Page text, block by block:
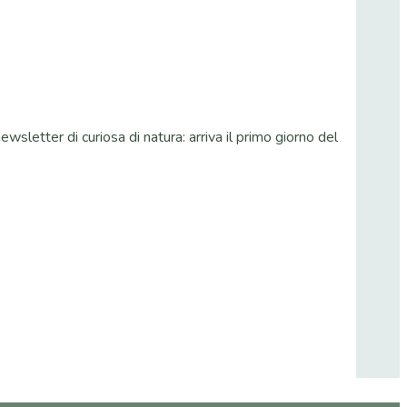
di curiosa di natura: arriva il primo giorno del